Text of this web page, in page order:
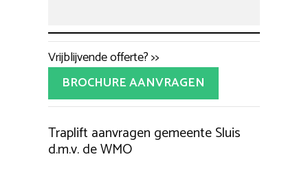
Vrijblijvende offerte? >>
BROCHURE AANVRAGEN
Traplift aanvragen gemeente Sluis
d.m.v. de WMO